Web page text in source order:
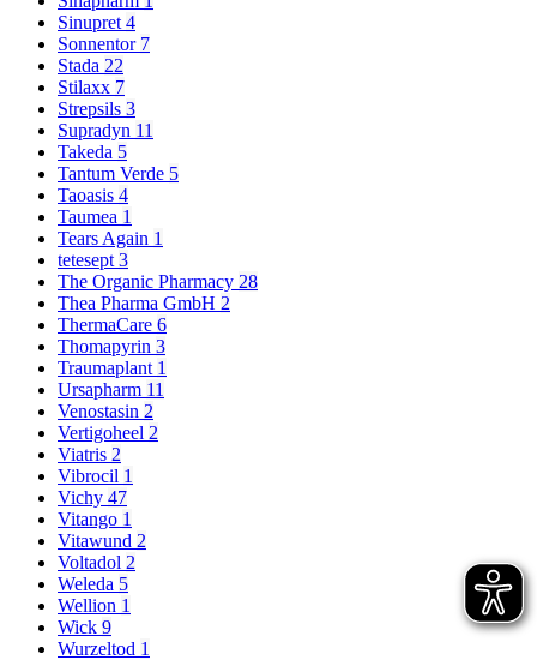
Sinupret 4
Sonnentor 7
Stada 22
Stilaxx 7
Strepsils 3
Supradyn 11
Takeda 5
Tantum Verde 5
Taoasis 4
Taumea 1
Tears Again 1
tetesept 3
The Organic Pharmacy 28
Thea Pharma GmbH 2
ThermaCare 6
Thomapyrin 3
Traumaplant 1
Ursapharm 11
Venostasin 2
Vertigoheel 2
Viatris 2
Vibrocil 1
Vichy 47
Vitango 1
Vitawund 2
Voltadol 2
Weleda 5
Wellion 1
Wick 9
Wurzeltod 1